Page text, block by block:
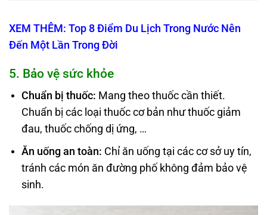
XEM THÊM: Top 8 Điểm Du Lịch Trong Nước Nên
Đến Một Lần Trong Đời
5. Bảo vệ sức khỏe
Chuẩn bị thuốc: Mang theo thuốc cần thiết.
Chuẩn bị các loại thuốc cơ bản như thuốc giảm
đau, thuốc chống dị ứng, …
Ăn uống an toàn: Chỉ ăn uống tại các cơ sở uy tín,
tránh các món ăn đường phố không đảm bảo vệ
sinh.